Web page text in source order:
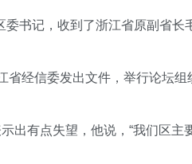
书记，收到了浙江省原副省长
省经信委发出文件，举行论坛组
出有点失望，他说，“我们区主